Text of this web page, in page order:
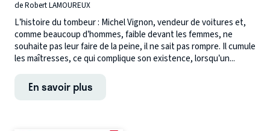
de Robert LAMOUREUX
L’histoire du tombeur : Michel Vignon, vendeur de voitures et,
comme beaucoup d’hommes, faible devant les femmes, ne
souhaite pas leur faire de la peine, il ne sait pas rompre. Il cumule
les maîtresses, ce qui complique son existence, lorsqu’un...
En savoir plus